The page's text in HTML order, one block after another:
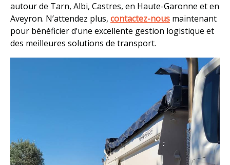
autour de Tarn, Albi, Castres, en Haute-Garonne et en
Aveyron. N’attendez plus, contactez-nous maintenant
pour bénéficier d’une excellente gestion logistique et
des meilleures solutions de transport.